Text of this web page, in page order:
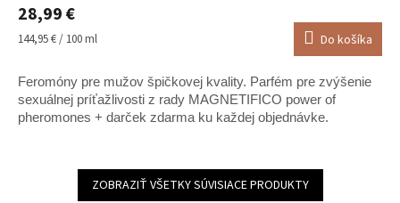
produktu
je
5
hviezdičiek.
28,99 €
Jednotková
144,95 € / 100 ml Do košíka
Feromóny pre mužov špičkovej kvality. Parfém pre zvýšenie
sexuálnej príťažlivosti z rady MAGNETIFICO power of
pheromones + darček zdarma ku každej objednávke.
ZOBRAZIŤ VŠETKY SÚVISIACE PRODUKTY